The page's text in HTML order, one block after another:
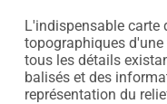
L'indispensable carte
topographiques
tous les détails
balisés et des
représentation du